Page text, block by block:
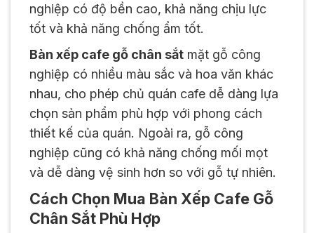
nghiệp có độ bền cao, khả năng chịu lực
tốt và khả năng chống ẩm tốt.
Bàn xếp cafe gỗ chân sắt mặt gỗ công
nghiệp có nhiều màu sắc và hoa văn khác
nhau, cho phép chủ quán cafe dễ dàng lựa
chọn sản phẩm phù hợp với phong cách
thiết kế của quán. Ngoài ra, gỗ công
nghiệp cũng có khả năng chống mối mọt
và dễ dàng vệ sinh hơn so với gỗ tự nhiên.
Cách Chọn Mua Bàn Xếp Cafe Gỗ
Chân Sắt Phù Hợp